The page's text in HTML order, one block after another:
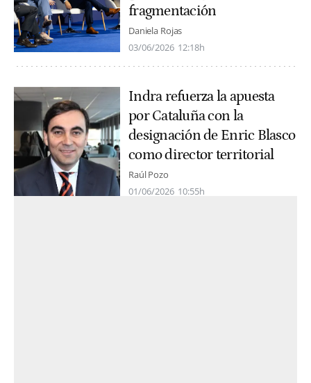
fragmentación
Daniela Rojas
03/06/2026 12:18h
Indra refuerza la apuesta
por Cataluña con la
designación de Enric Blasco
como director territorial
Raúl Pozo
01/06/2026 10:55h